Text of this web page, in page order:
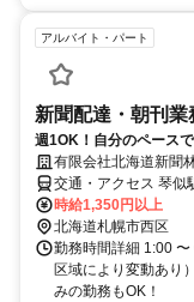
アルバイト・パート
新聞配達・朝刊業
週1OK！自分のペース
有限会社北海道新聞
交通・アクセス 琴似
時給1,350円以上
北海道札幌市西区
勤務時間詳細 1:00
区域により変動あり
みの勤務もOK！